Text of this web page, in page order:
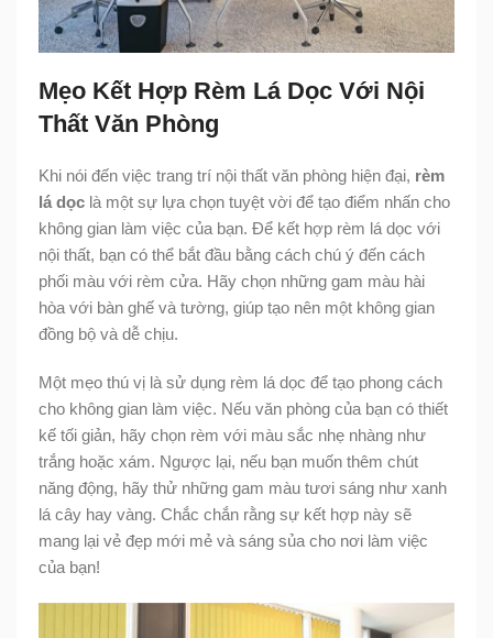
Mẹo Kết Hợp Rèm Lá Dọc Với Nội
Thất Văn Phòng
Khi nói đến việc trang trí nội thất văn phòng hiện đại, rèm
lá dọc là một sự lựa chọn tuyệt vời để tạo điểm nhấn cho
không gian làm việc của bạn. Để kết hợp rèm lá dọc với
nội thất, bạn có thể bắt đầu bằng cách chú ý đến cách
phối màu với rèm cửa. Hãy chọn những gam màu hài
hòa với bàn ghế và tường, giúp tạo nên một không gian
đồng bộ và dễ chịu.
Một mẹo thú vị là sử dụng rèm lá dọc để tạo phong cách
cho không gian làm việc. Nếu văn phòng của bạn có thiết
kế tối giản, hãy chọn rèm với màu sắc nhẹ nhàng như
trắng hoặc xám. Ngược lại, nếu bạn muốn thêm chút
năng động, hãy thử những gam màu tươi sáng như xanh
lá cây hay vàng. Chắc chắn rằng sự kết hợp này sẽ
mang lại vẻ đẹp mới mẻ và sáng sủa cho nơi làm việc
của bạn!